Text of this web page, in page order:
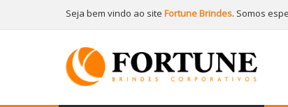
Seja bem vindo ao site Fortune Brindes. Somos